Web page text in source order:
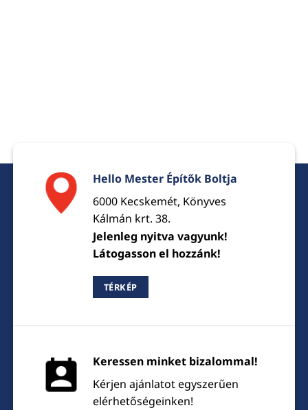
Hello Mester Építők Boltja
6000 Kecskemét, Könyves
Kálmán krt. 38.
Jelenleg nyitva vagyunk!
Látogasson el hozzánk!
TÉRKÉP
Keressen minket bizalommal!
Kérjen ajánlatot egyszerűen
elérhetőségeinken!